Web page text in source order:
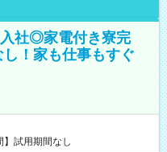
社◎家電付き寮完
！家も仕事もすぐ
【試用期間】試用期間なし